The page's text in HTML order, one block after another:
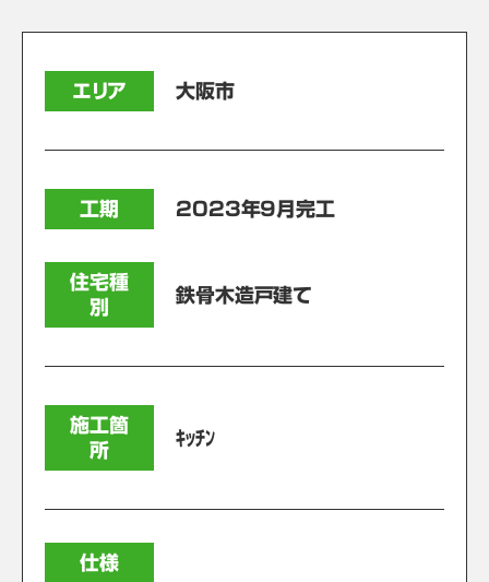
エリア 大阪市
工期 2023年9月完工
住宅種
別
鉄骨木造戸建て
施工箇
所
ｷｯﾁﾝ
仕様